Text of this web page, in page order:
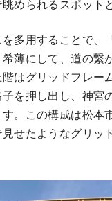
められるスポット
多用することで、
薄にして、道の繋
はグリッドフレー
を押し出し、神宮
。この構成は松本
見せたようなグリッ